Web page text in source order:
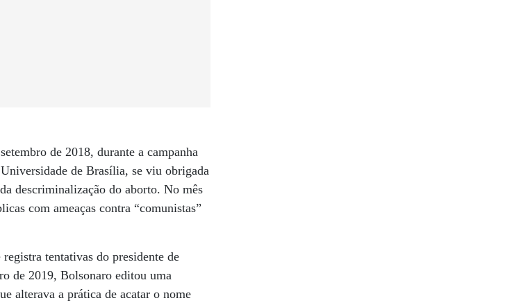
de 2018, durante a campanha
de Brasília, se viu obrigada
descriminalização do aborto. No mês
com ameaças contra “comunistas”
tentativas do presidente de
de 2019, Bolsonaro editou uma
alterava a prática de acatar o nome